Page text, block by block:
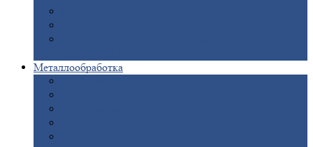
Металлообработка